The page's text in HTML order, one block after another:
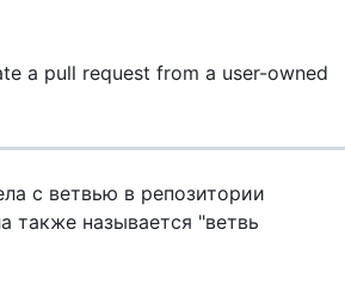
a pull request from a user-owned
с ветвью в репозитории
также называется "ветвь